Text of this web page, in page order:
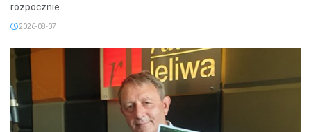
rozpocznie...
2026-08-07